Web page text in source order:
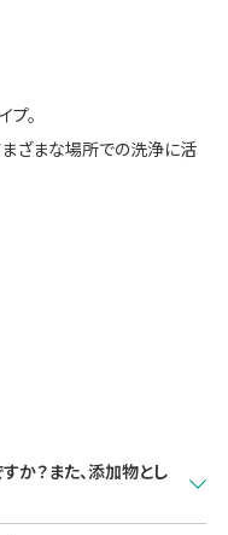
。
ざまな場所での洗浄に活
か？また、添加物とし